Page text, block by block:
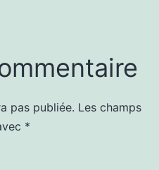
pas publiée. Les champs
*